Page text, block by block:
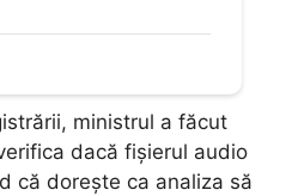
ministrul a făcut
dacă fișierul audio
că dorește ca analiza să